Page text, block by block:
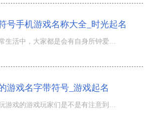
号手机游戏名称大全_时光起名
在日常生活中，大家都是会有自身所钟爱的事情，也会出现自身所固执的事儿，针对这种大家都是会由着自身的初
游戏名字带符号_游戏起名
天天玩游戏的游戏玩家们是不是有注意到，前不久微软公司宣布公布10月24日刚开始Xbox One系列产品服务器将兼